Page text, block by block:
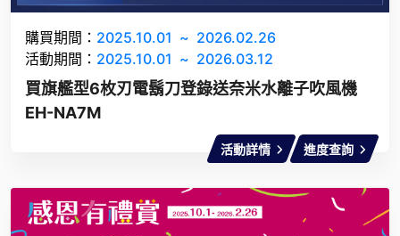
購買期間： 2025.10.01 ~ 2026.02.26
活動期間： 2025.10.01 ~ 2026.03.12
買旗艦型6枚刃電鬍刀登錄送奈米水離子吹風機
EH-NA7M
活動詳情 進度查詢